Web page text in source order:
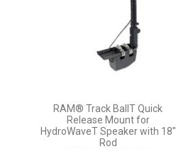
RAM® Track BallT Quick
Release Mount for
HydroWaveT Speaker with 18"
Rod